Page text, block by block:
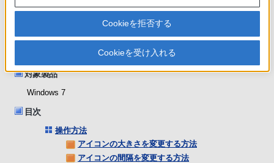
デスクトップ上にあるアイコンの大きさ、および間隔を変更する方
デスクトップ上にあるアイコンの大きさや間隔を変更することができます
対象製品
Windows 7
目次
操作方法
アイコンの大きさを変更する方法
アイコンの間隔を変更する方法
Cookieを拒否する
Cookieを受け入れる